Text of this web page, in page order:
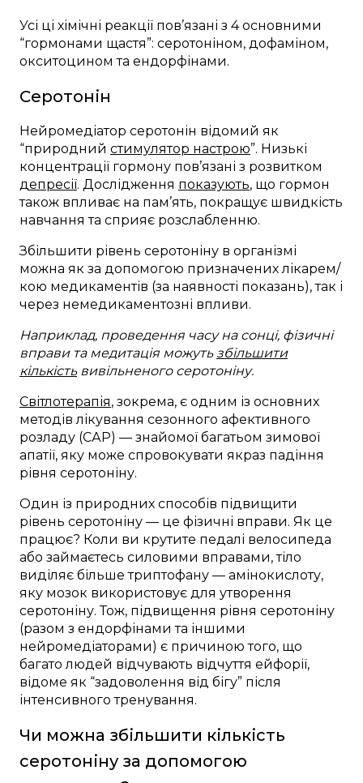
Усі ці хімічні реакції пов’язані з 4 основними
“гормонами щастя”: серотоніном, дофаміном,
окситоцином та ендорфінами.
Серотонін
Нейромедіатор серотонін відомий як
“природний стимулятор настрою”. Низькі
концентрації гормону пов’язані з розвитком
депресії. Дослідження показують, що гормон
також впливає на пам’ять, покращує швидкість
навчання та сприяє розслабленню.
Збільшити рівень серотоніну в організмі
можна як за допомогою призначених лікарем/
кою медикаментів (за наявності показань), так і
через немедикаментозні впливи.
Наприклад, проведення часу на сонці, фізичні
вправи та медитація можуть збільшити
кількістьвивільненого серотоніну.
Світлотерапія, зокрема, є одним із основних
методів лікування сезонного афективного
розладу (САР) — знайомої багатьом зимової
апатії, яку може спровокувати якраз падіння
рівня серотоніну.
Один із природних способів підвищити
рівень серотоніну — це фізичні вправи. Як це
працює? Коли ви крутите педалі велосипеда
або займаєтесь силовими вправами, тіло
виділяє більше триптофану — амінокислоту,
яку мозок використовує для утворення
серотоніну. Тож, підвищення рівня серотоніну
(разом з ендорфінами та іншими
нейромедіаторами) є причиною того, що
багато людей відчувають відчуття ейфорії,
відоме як “задоволення від бігу” після
інтенсивного тренування.
Чи можна збільшити кількість
серотоніну за допомогою